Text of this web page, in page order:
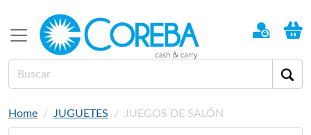
Home JUGUETES JUEGOS DE SALÓN